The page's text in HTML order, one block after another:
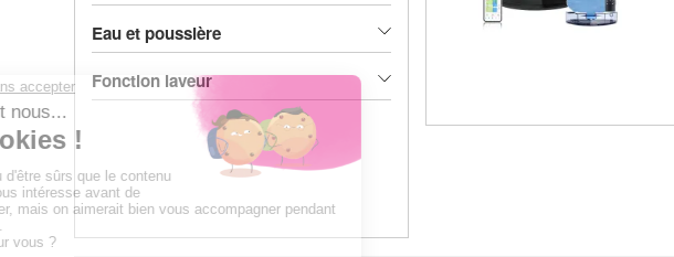
Eau et poussière
Fonction laveur